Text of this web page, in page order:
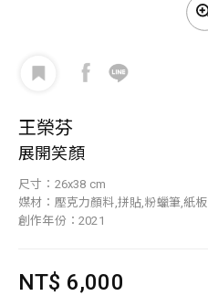
王榮芬
展開笑顏
尺寸：26x38 cm
媒材：壓克力顏料,拼貼,粉蠟筆,紙板
創作年份：2021
NT$ 6,000